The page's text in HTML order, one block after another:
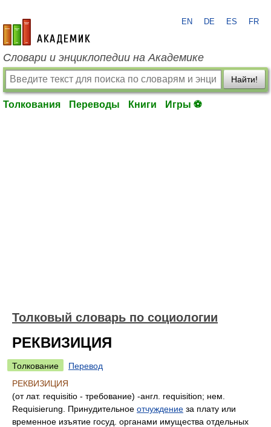
academic.ru
EN DE ES FR
Словари и энциклопедии на Академике
Найти!
Толкования Переводы Книги Игры ⚽
Толковый словарь по социологии
РЕКВИЗИЦИЯ
Толкование
Перевод
РЕКВИЗИЦИЯ
(от лат. requisitio - требование) -англ. requisition; нем.
Requisierung. Принудительное отчуждение за плату или
временное изъятие госуд. органами имущества отдельных